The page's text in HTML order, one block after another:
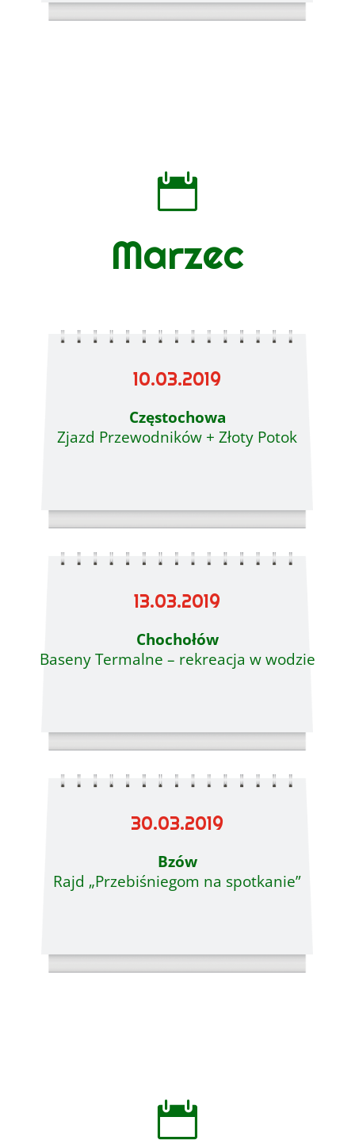

Marzec
10.03.2019
Częstochowa
Zjazd Przewodników + Złoty Potok
13.03.2019
Chochołów
Baseny Termalne – rekreacja w wodzie
30.03.2019
Bzów
Rajd „Przebiśniegom na spotkanie”
